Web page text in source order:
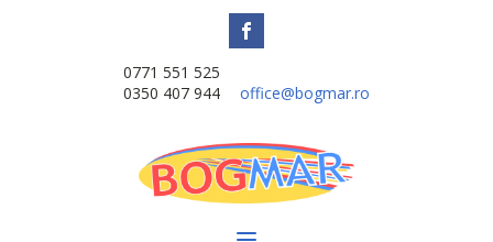
0771 551 525
0350 407 944
office@bogmar.ro